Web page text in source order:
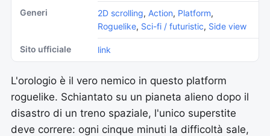
Generi 2D scrolling, Action, Platform,
Roguelike, Sci-fi / futuristic, Side view
Sito ufficiale link
L'orologio è il vero nemico in questo platform
roguelike. Schiantato su un pianeta alieno dopo il
disastro di un treno spaziale, l'unico superstite
deve correre: ogni cinque minuti la difficoltà sale,